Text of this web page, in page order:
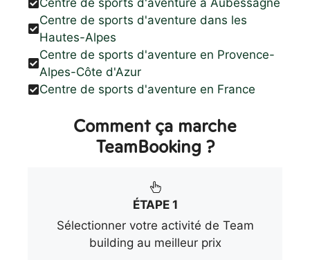
Centre de sports d'aventure dans les
Hautes-Alpes
Centre de sports d'aventure en Provence-
Alpes-Côte d'Azur
Centre de sports d'aventure en France
Comment ça marche
TeamBooking ?
ÉTAPE 1
Sélectionner votre activité de Team
building au meilleur prix